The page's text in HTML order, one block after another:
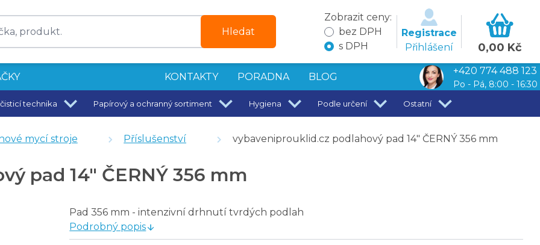
Hledat
Zobrazit ceny:
bez DPH
s DPH
Registrace
Přihlášení
0,00 Kč
KONTAKTY PORADNA BLOG
+420 774 488 123
Po - Pá, 8:00 - 16:30
technika Papírový a ochranný sortiment Hygiena Podle určení Ostatní
mm mycí stroje Příslušenství vybaveniprouklid.cz podlahový pad 14" ČERNÝ 356 mm
pad 14" ČERNÝ 356 mm
Pad 356 mm - intenzivní drhnutí tvrdých podlah
Podrobný popis